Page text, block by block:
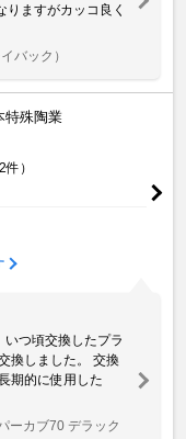
りますがカッコ良く
バック）
特殊陶業
件）
つ頃交換したプラ
換しました。 交換
期的に使用した
ーカブ70 デラック